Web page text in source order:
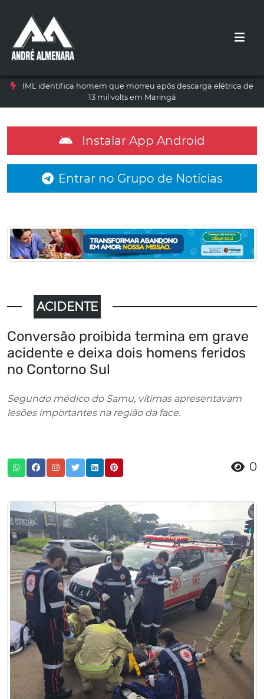
IML identifica homem que morreu após descarga elétrica de
13 mil volts em Maringá
Instalar App Android
Entrar no Grupo de Notícias
ACIDENTE
Conversão proibida termina em grave
acidente e deixa dois homens feridos
no Contorno Sul
Segundo médico do Samu, vítimas apresentavam
lesões importantes na região da face.
0